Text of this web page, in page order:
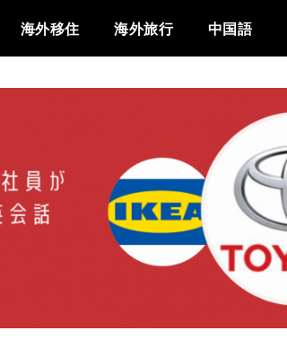
海外移住 海外旅行 中国語